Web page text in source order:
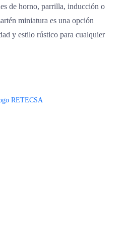
de horno, parrilla, inducción o
miniatura es una opción
y estilo rústico para cualquier